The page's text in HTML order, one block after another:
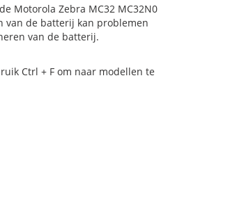
Motorola Zebra MC32 MC32N0
van de batterij kan problemen
van de batterij.
Ctrl + F om naar modellen te